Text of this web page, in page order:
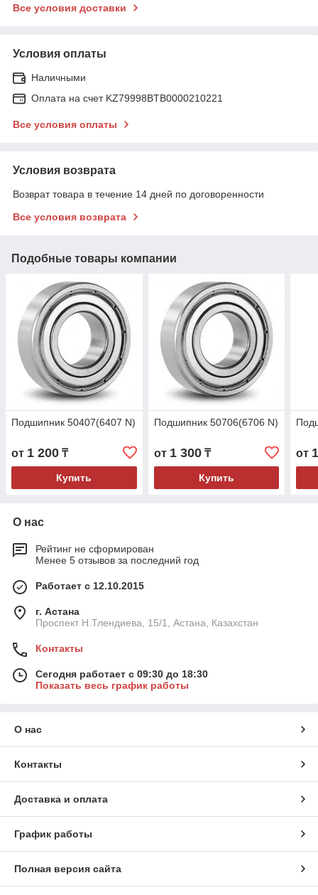
Все условия доставки
Условия оплаты
Наличными
Оплата на счет KZ79998BTB0000210221
Все условия оплаты
Условия возврата
Возврат товара в течение 14 дней по договоренности
Все условия возврата
Подобные товары компании
Подшипник 50407(6407 N)
от 1 200 ₸
Купить
Подшипник 50706(6706 N)
от 1 300₸
Купить
от
О нас
Рейтинг не сформирован
Менее 5 отзывов за последний год
Работает с 12.10.2015
г. Астана
Проспект Н.Тлендиева, 15/1, Астана, Казахстан
Контакты
Сегодня работает с 09:30 до 18:30
Показать весь график работы
О нас
Контакты
Доставка и оплата
График работы
Полная версия сайта